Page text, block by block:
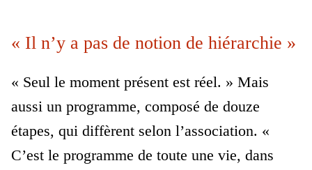
« Il n’y a pas de notion de hiérarchie »
« Seul le moment présent est réel. » Mais
aussi un programme, composé de douze
étapes, qui diffèrent selon l’association. «
C’est le programme de toute une vie, dans